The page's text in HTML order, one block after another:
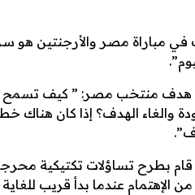
في مباراة مصر والأرجنتين هو
هدف منتخب مصر: ” كيف تسمح
والغاء الهدف؟ إذا كان هناك
بطرح تساؤلات تكتيكية
الإهتمام عندما بدأ قريب